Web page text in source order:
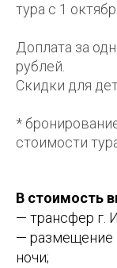
тура с 1
Доплата за
рублей.
Скидки для
*
стоимости
В стоимость
— трансфер г.
— размещение
ночи;